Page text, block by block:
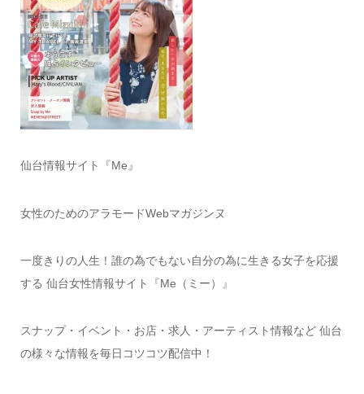
仙台情報サイト『Me』
女性のためのアラモードWebマガジンヌ
一度きりの人生！誰の為でもない自分の為に生きる女子を応援
する 仙台女性情報サイト『Me（ミー）』
スナップ・イベント・お店・求人・アーティスト情報など 仙台
の様々な情報を毎日コツコツ配信中！